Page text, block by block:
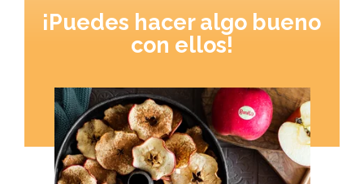
¡Puedes hacer algo bueno
con ellos!